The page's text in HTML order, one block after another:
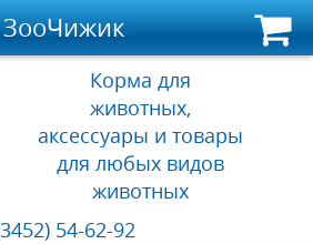
ЗооЧижик
Корма для
животных,
аксессуары и товары
для любых видов
животных
54-62-92